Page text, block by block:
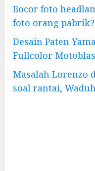
Bocor foto
foto orang
Desain Paten
Fullcolor
Masalah Lorenzo
soal rantai,